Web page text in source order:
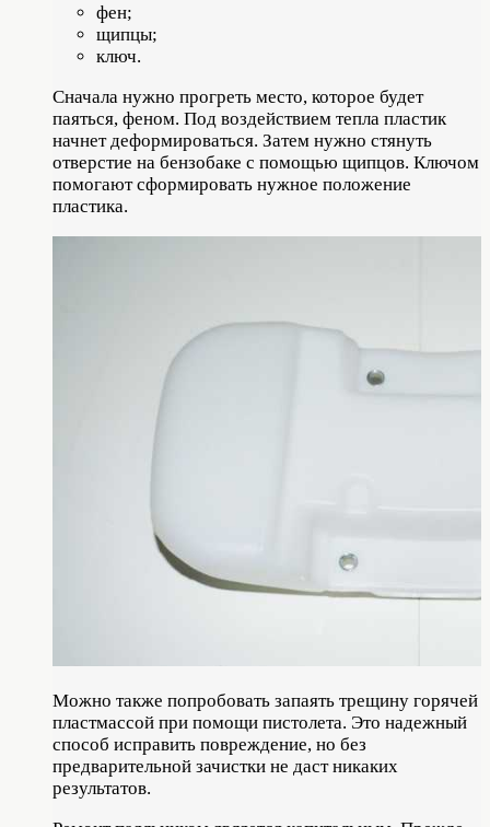
фен;
щипцы;
ключ.
Сначала нужно прогреть место, которое будет
паяться, феном. Под воздействием тепла пластик
начнет деформироваться. Затем нужно стянуть
отверстие на бензобаке с помощью щипцов. Ключом
помогают сформировать нужное положение
пластика.
Можно также попробовать запаять трещину горячей
пластмассой при помощи пистолета. Это надежный
способ исправить повреждение, но без
предварительной зачистки не даст никаких
результатов.